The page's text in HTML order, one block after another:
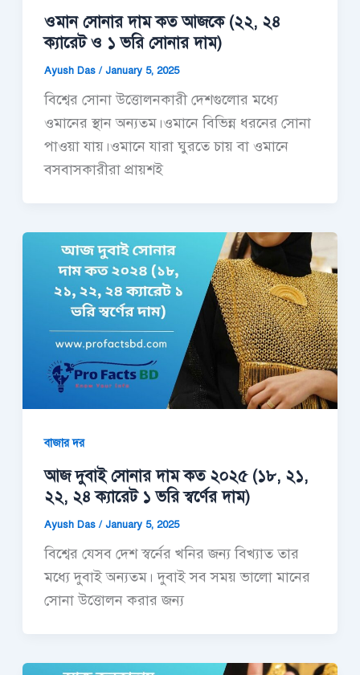
ওমান সোনার দাম কত আজকে (২২, ২৪
ক্যারেট ও ১ ভরি সোনার দাম)
Ayush Das /January 5, 2025
বিশ্বের সোনা উত্তোলনকারী দেশগুলোর মধ্যে
ওমানের স্থান অন্যতম।ওমানে বিভিন্ন ধরনের সোনা
পাওয়া যায়।ওমানে যারা ঘুরতে চায় বা ওমানে
বসবাসকারীরা প্রায়শই
বাজার দর
আজ দুবাই সোনার দাম কত ২০২৫ (১৮, ২১,
২২, ২৪ ক্যারেট ১ ভরি স্বর্ণের দাম)
Ayush Das /January 5, 2025
বিশ্বের যেসব দেশ স্বর্নের খনির জন্য বিখ্যাত তার
মধ্যে দুবাই অন্যতম। দুবাই সব সময় ভালো মানের
সোনা উত্তোলন করার জন্য